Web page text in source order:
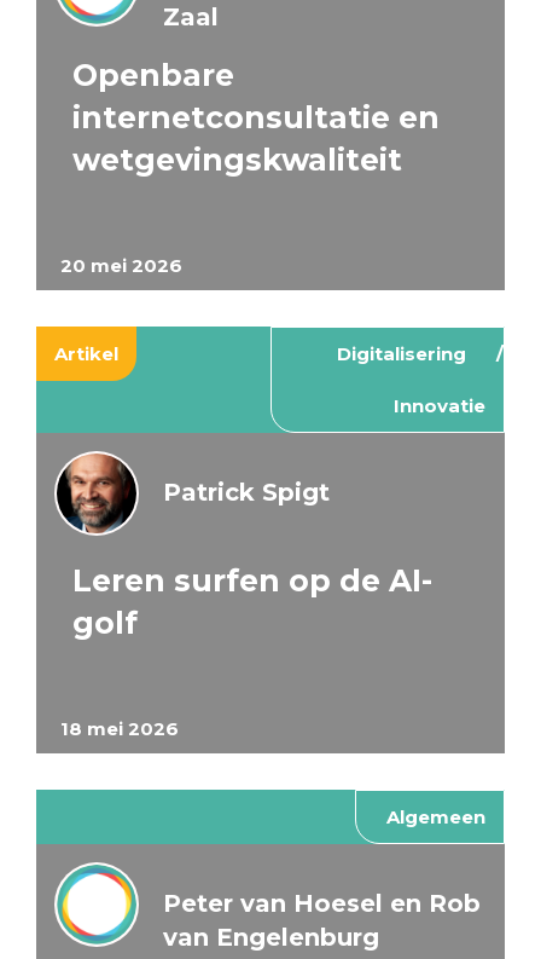
20 mei 2026
Zaal
Openbare
internetconsultatie en
wetgevingskwaliteit
Artikel Digitalisering
Innovatie
18 mei 2026
Patrick Spigt
Leren surfen op de AI-
golf
Algemeen
Peter van Hoesel en Rob
van Engelenburg